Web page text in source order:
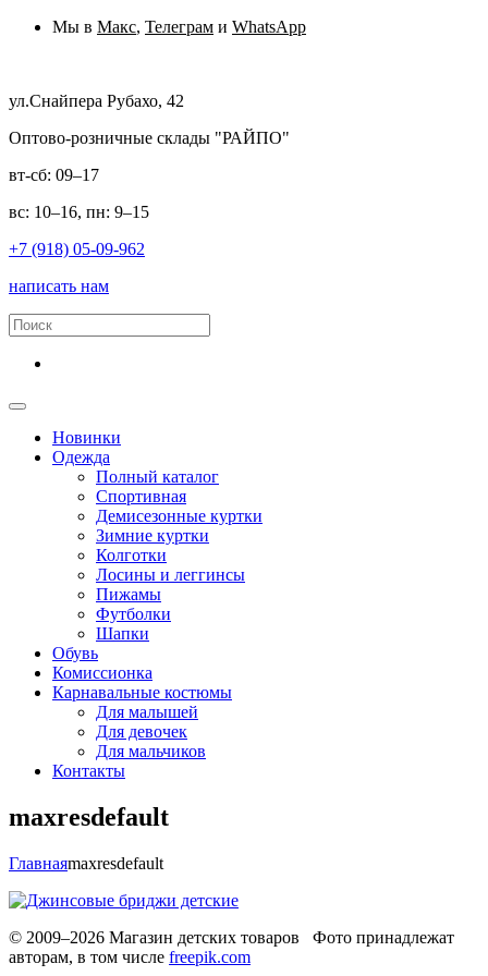
Мы в Макс, Телеграм и WhatsApp
ул.Снайпера Рубахо, 42
Оптово-розничные склады "РАЙПО"
вт-сб: 09–17
вс: 10–16, пн: 9–15
+7 (918) 05-09-962
написать нам
Новинки
Одежда
Полный каталог
Спортивная
Демисезонные куртки
Зимние куртки
Колготки
Лосины и леггинсы
Пижамы
Футболки
Шапки
Обувь
Комиссионка
Карнавальные костюмы
Для малышей
Для девочек
Для мальчиков
Контакты
maxresdefault
Главнаяmaxresdefault
© 2009–2026 Магазин детских товаров Фото принадлежат
авторам, в том числе freepik.com